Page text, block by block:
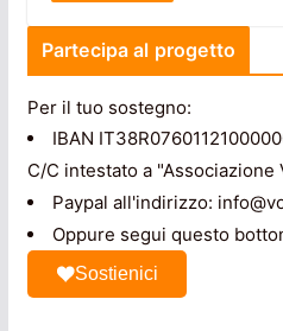
Partecipa al progetto
Per il tuo sostegno:
IBAN
C/C intestato a "Associazione
Paypal all'indirizzo:
Oppure segui questo
Sostienici